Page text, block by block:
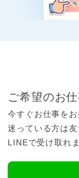
ご希望のお
今すぐお仕事を
迷っている方は
LINEで受け取れま